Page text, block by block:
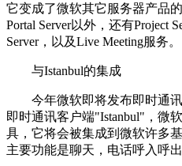
它变成了微软其它服务器产品
Portal Server以外，还有Project
Server，以及Live Meeting服务。
与Istanbul的集成
今年微软即将发布即时通
即时通讯客户端"Istanbul"，微
具，它将会被集成到微软许多
主要功能是聊天，电话呼入呼出